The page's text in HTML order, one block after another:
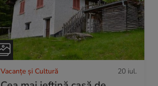
Vacanțe și Cultură 20 iul.